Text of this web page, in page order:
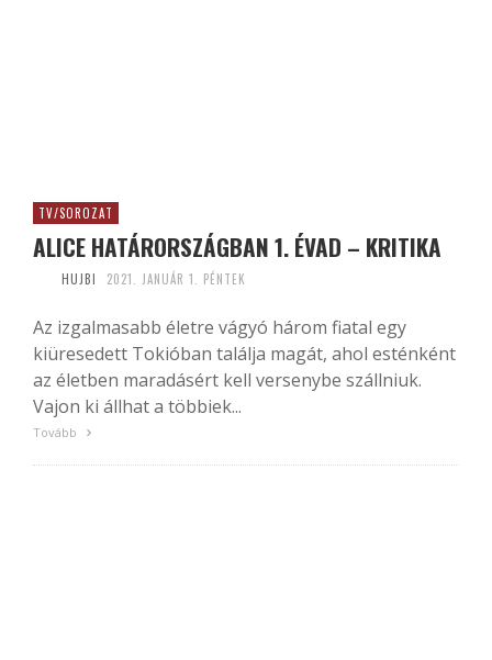
TV/SOROZAT
ALICE HATÁRORSZÁGBAN 1. ÉVAD – KRITIKA
HUJBI 2021. JANUÁR 1. PÉNTEK
Az izgalmasabb életre vágyó három fiatal egy
kiüresedett Tokióban találja magát, ahol esténként
az életben maradásért kell versenybe szállniuk.
Vajon ki állhat a többiek...
Tovább